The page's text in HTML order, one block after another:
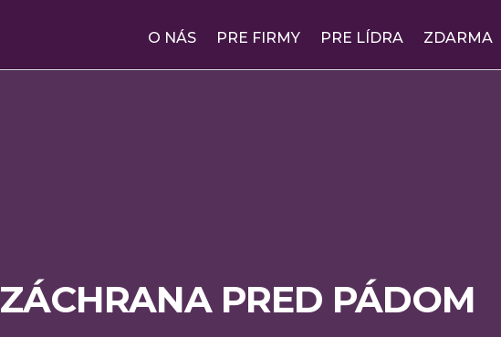
O NÁS PRE FIRMY PRE LÍDRA ZDARMA
ZÁCHRANA PRED PÁDOM